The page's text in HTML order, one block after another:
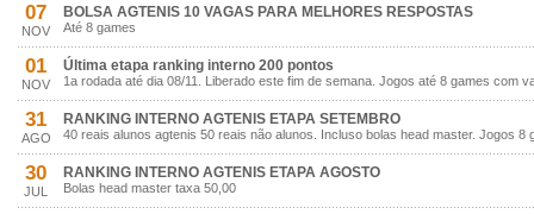
07
NOV
BOLSA AGTENIS 10 VAGAS PARA MELHORES RESPOSTAS
Até 8 games
01
NOV
Última etapa ranking interno 200 pontos
1a rodada até dia 08/11. Liberado este fim de semana. Jogos até 8 games com
31
AGO
RANKING INTERNO AGTENIS ETAPA SETEMBRO
40 reais alunos agtenis 50 reais não alunos. Incluso bolas head master. Jogos 8
30
JUL
RANKING INTERNO AGTENIS ETAPA AGOSTO
Bolas head master taxa 50,00